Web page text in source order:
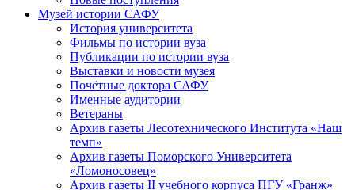
Музей истории САФУ
История университета
Фильмы по истории вуза
Публикации по истории вуза
Выставки и новости музея
Почётные доктора САФУ
Именные аудитории
Ветераны
Архив газеты Лесотехнического Института «Наш
темп»
Архив газеты Поморского Университета
«Ломоносовец»
Архив газеты II учебного корпуса ПГУ «Гранж»